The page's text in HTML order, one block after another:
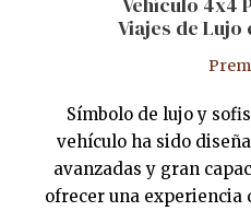
Viajes de Lujo
Símbolo de lujo y
vehículo ha sido
avanzadas y gran
ofrecer una